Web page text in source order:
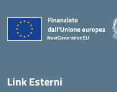
Link Esterni